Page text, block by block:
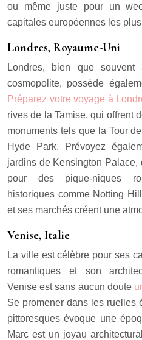
ou même juste pour un
capitales européennes les
Londres, Royaume-Uni
Londres, bien que
cosmopolite, possède
Préparez votre voyage à
rives de la Tamise, qui offrent
monuments tels que la Tour
Hyde Park. Prévoyez
jardins de Kensington Palace,
pour des pique-niques
historiques comme Notting
et ses marchés créent une
Venise, Italie
La ville est célèbre pour ses
romantiques et son
Venise est sans aucun doute
Se promener dans les ruelles
pittoresques évoque une
Marc est un joyau